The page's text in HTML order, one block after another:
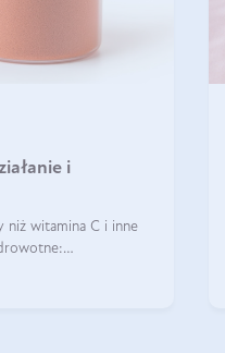
i
niż witamina C i inne